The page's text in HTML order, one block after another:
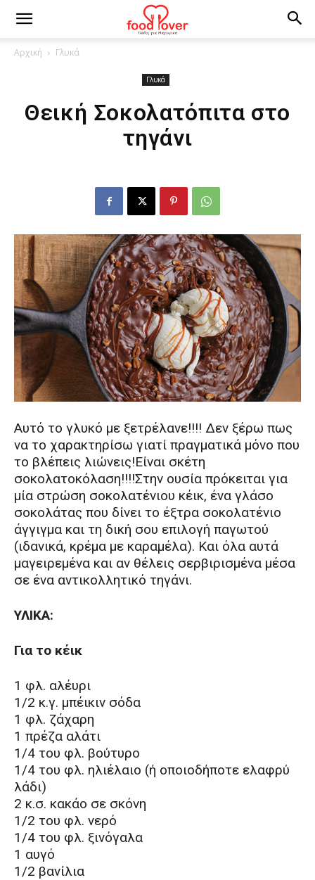
Αρχική Γλυκά
Γλυκά
Θεική Σοκολατόπιτα στο
τηγάνι
Αυτό το γλυκό με ξετρέλανε!!!! Δεν ξέρω πως
να το χαρακτηρίσω γιατί πραγματικά μόνο που
το βλέπεις λιώνεις!Είναι σκέτη
σοκολατοκόλαση!!!!Στην ουσία πρόκειται για
μία στρώση σοκολατένιου κέικ, ένα γλάσο
σοκολάτας που δίνει το έξτρα σοκολατένιο
άγγιγμα και τη δική σου επιλογή παγωτού
(ιδανικά, κρέμα με καραμέλα). Και όλα αυτά
μαγειρεμένα και αν θέλεις σερβιρισμένα μέσα
σε ένα αντικολλητικό τηγάνι.
ΥΛΙΚΑ:
Για το κέικ
1 φλ. αλέυρι
1/2 κ.γ. μπέικιν σόδα
1 φλ. ζάχαρη
1 πρέζα αλάτι
1/4 του φλ. βούτυρο
1/4 του φλ. ηλιέλαιο (ή οποιοδήποτε ελαφρύ
λάδι)
2 κ.σ. κακάο σε σκόνη
1/2 του φλ. νερό
1/4 του φλ. ξινόγαλα
1 αυγό
1/2 βανίλια